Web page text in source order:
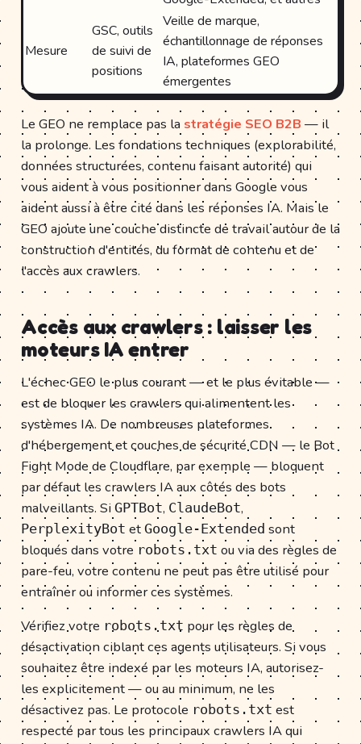
Mesure
GSC, outils
de suivi de
positions
Veille de marque,
échantillonnage de réponses
IA, plateformes GEO
émergentes
Le GEO ne remplace pas la stratégie SEO B2B — il
la prolonge. Les fondations techniques (explorabilité,
données structurées, contenu faisant autorité) qui
vous aident à vous positionner dans Google vous
aident aussi à être cité dans les réponses IA. Mais le
GEO ajoute une couche distincte de travail autour de la
construction d'entités, du format de contenu et de
l'accès aux crawlers.
Accès aux crawlers : laisser les
moteurs IA entrer
L'échec GEO le plus courant — et le plus évitable —
est de bloquer les crawlers qui alimentent les
systèmes IA. De nombreuses plateformes
d'hébergement et couches de sécurité CDN — le Bot
Fight Mode de Cloudflare, par exemple — bloquent
par défaut les crawlers IA aux côtés des bots
malveillants. Si GPTBot, ClaudeBot,
PerplexityBot et Google-Extended sont
bloqués dans votre robots.txt ou via des règles de
pare-feu, votre contenu ne peut pas être utilisé pour
entraîner ou informer ces systèmes.
Vérifiez votre robots.txt pour les règles de
désactivation ciblant ces agents utilisateurs. Si vous
souhaitez être indexé par les moteurs IA, autorisez-
les explicitement — ou au minimum, ne les
désactivez pas. Le protocole robots.txt est
respecté par tous les principaux crawlers IA qui